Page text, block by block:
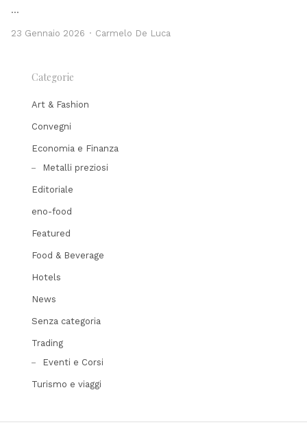
…
23 Gennaio 2026 Author
Carmelo De Luca
Categorie
Art & Fashion
Convegni
Economia e Finanza
Metalli preziosi
Editoriale
eno-food
Featured
Food & Beverage
Hotels
News
Senza categoria
Trading
Eventi e Corsi
Turismo e viaggi